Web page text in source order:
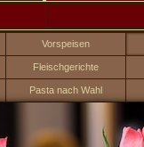
Vorspeisen
Fleischgerichte
Pasta nach Wahl